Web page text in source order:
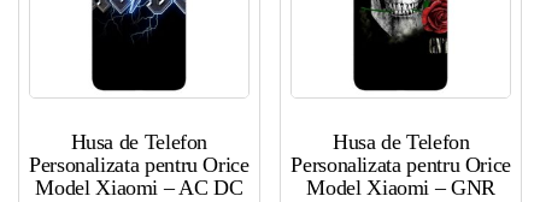
Husa de Telefon
Personalizata pentru Orice
Model Xiaomi – AC DC
Husa de Telefon
Personalizata pentru Orice
Model Xiaomi – GNR